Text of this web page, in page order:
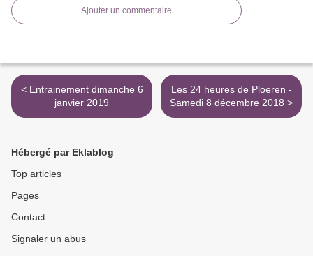
Ajouter un commentaire
< Entrainement dimanche 6
janvier 2019
Les 24 heures de Ploeren -
Samedi 8 décembre 2018 >
Hébergé par Eklablog
Top articles
Pages
Contact
Signaler un abus